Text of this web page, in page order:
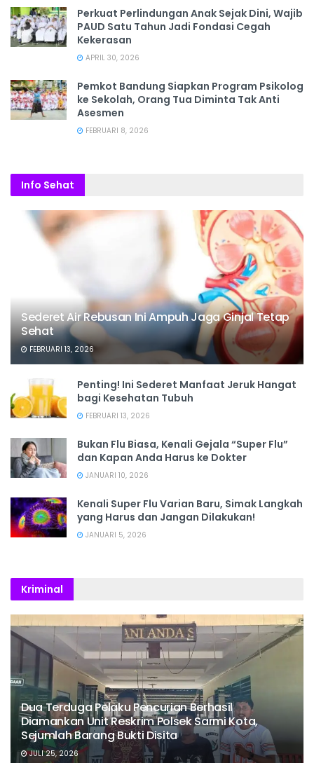
Perkuat Perlindungan Anak Sejak Dini, Wajib
PAUD Satu Tahun Jadi Fondasi Cegah
Kekerasan
APRIL 30, 2026
Pemkot Bandung Siapkan Program Psikolog
ke Sekolah, Orang Tua Diminta Tak Anti
Asesmen
FEBRUARI 8, 2026
Info Sehat
Sederet Air Rebusan Ini Ampuh Jaga Ginjal Tetap
Sehat
FEBRUARI 13, 2026
Penting! Ini Sederet Manfaat Jeruk Hangat
bagi Kesehatan Tubuh
FEBRUARI 13, 2026
Bukan Flu Biasa, Kenali Gejala “Super Flu”
dan Kapan Anda Harus ke Dokter
JANUARI 10, 2026
Kenali Super Flu Varian Baru, Simak Langkah
yang Harus dan Jangan Dilakukan!
JANUARI 5, 2026
Kriminal
Dua Terduga Pelaku Pencurian Berhasil
Diamankan Unit Reskrim Polsek Sarmi Kota,
Sejumlah Barang Bukti Disita
JULI 25, 2026